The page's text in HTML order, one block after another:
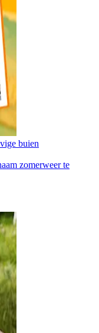
buien
zomerweer te